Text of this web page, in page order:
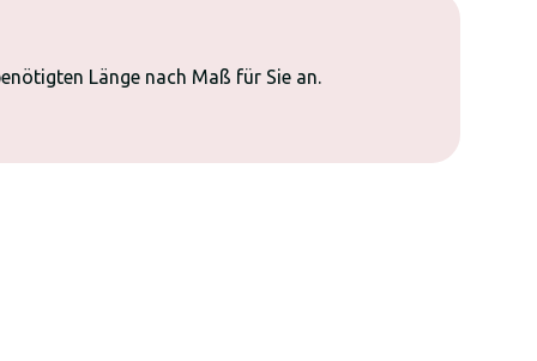
Länge nach Maß für Sie an.